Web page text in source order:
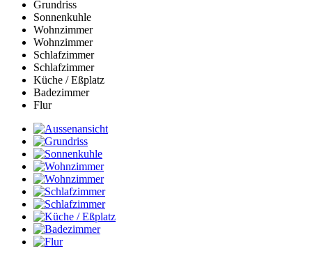
Grundriss
Sonnenkuhle
Wohnzimmer
Wohnzimmer
Schlafzimmer
Schlafzimmer
Küche / Eßplatz
Badezimmer
Flur